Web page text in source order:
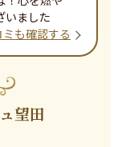
いました
も確認する
望田